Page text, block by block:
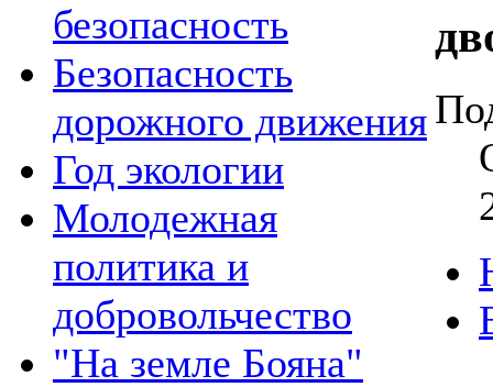
безопасность
Безопасность
дорожного движения
Год экологии
Молодежная
политика и
добровольчество
"На земле Бояна"